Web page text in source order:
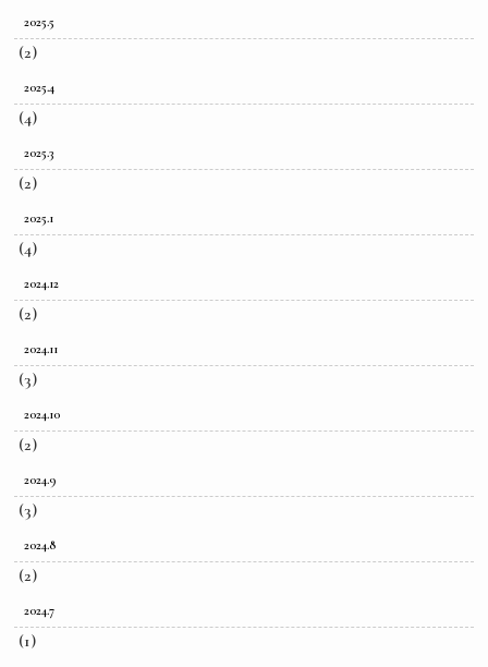
2025.5
(2)
2025.4
(4)
2025.3
(2)
2025.1
(4)
2024.12
(2)
2024.11
(3)
2024.10
(2)
2024.9
(3)
2024.8
(2)
2024.7
(1)